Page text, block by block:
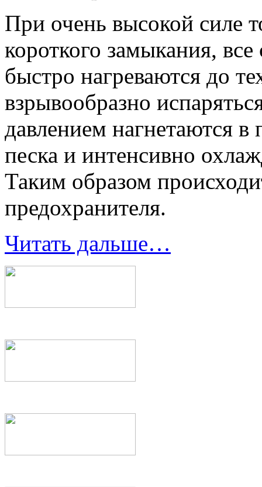
При очень высокой силе
короткого замыкания,
быстро нагреваются до
взрывообразно
давлением нагнетаются
песка и интенсивно
Таким образом
предохранителя.
Читать дальше…